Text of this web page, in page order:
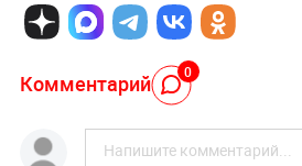
Комментарий 0